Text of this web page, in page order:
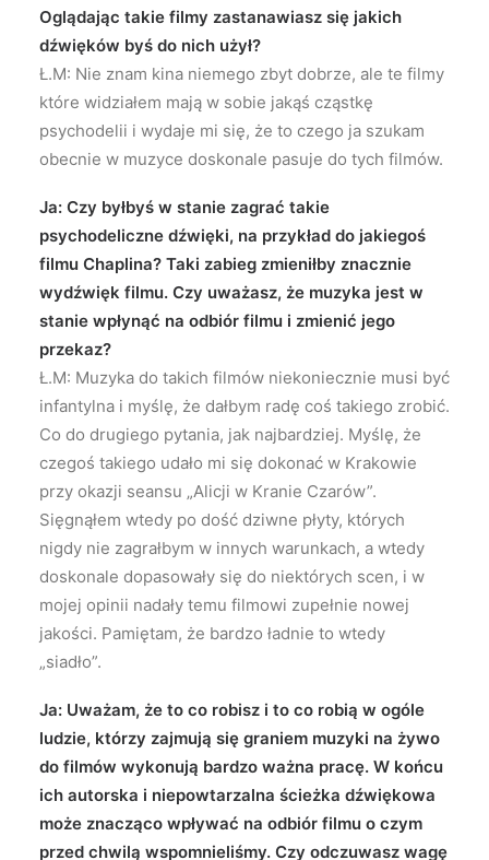
Oglądając takie filmy zastanawiasz się jakich
dźwięków byś do nich użył?
Ł.M: Nie znam kina niemego zbyt dobrze, ale te filmy
które widziałem mają w sobie jakąś cząstkę
psychodelii i wydaje mi się, że to czego ja szukam
obecnie w muzyce doskonale pasuje do tych filmów.
Ja: Czy byłbyś w stanie zagrać takie
psychodeliczne dźwięki, na przykład do jakiegoś
filmu Chaplina? Taki zabieg zmieniłby znacznie
wydźwięk filmu. Czy uważasz, że muzyka jest w
stanie wpłynąć na odbiór filmu i zmienić jego
przekaz?
Ł.M: Muzyka do takich filmów niekoniecznie musi być
infantylna i myślę, że dałbym radę coś takiego zrobić.
Co do drugiego pytania, jak najbardziej. Myślę, że
czegoś takiego udało mi się dokonać w Krakowie
przy okazji seansu „Alicji w Kranie Czarów”.
Sięgnąłem wtedy po dość dziwne płyty, których
nigdy nie zagrałbym w innych warunkach, a wtedy
doskonale dopasowały się do niektórych scen, i w
mojej opinii nadały temu filmowi zupełnie nowej
jakości. Pamiętam, że bardzo ładnie to wtedy
„siadło”.
Ja: Uważam, że to co robisz i to co robią w ogóle
ludzie, którzy zajmują się graniem muzyki na żywo
do filmów wykonują bardzo ważna pracę. W końcu
ich autorska i niepowtarzalna ścieżka dźwiękowa
może znacząco wpływać na odbiór filmu o czym
przed chwilą wspomnieliśmy. Czy odczuwasz wagę